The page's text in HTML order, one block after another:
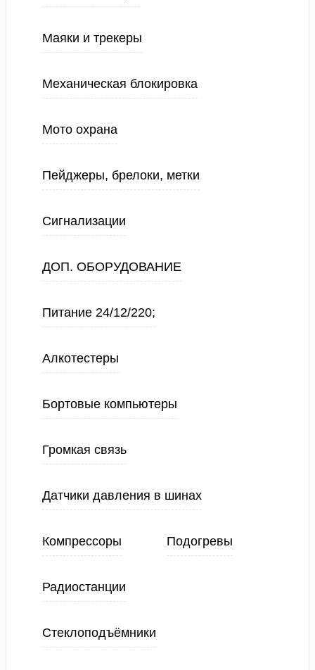
Маяки и трекеры
Механическая блокировка
Мото охрана
Пейджеры, брелоки, метки
Сигнализации
ДОП. ОБОРУДОВАНИЕ
Питание 24/12/220;
Алкотестеры
Бортовые компьютеры
Громкая связь
Датчики давления в шинах
Компрессоры Подогревы
Радиостанции
Стеклоподъёмники